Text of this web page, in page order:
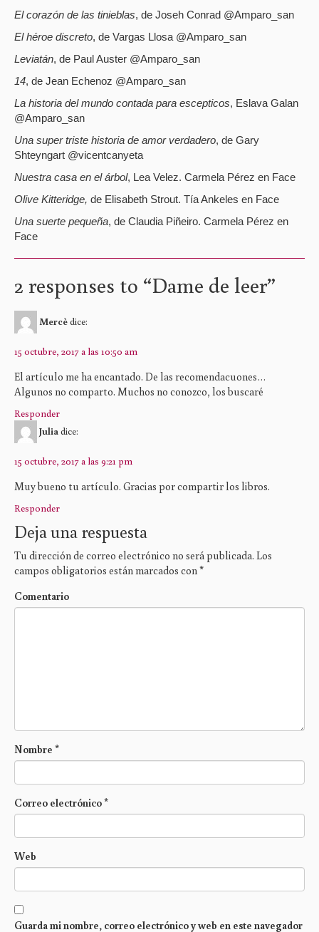
El corazón de las tinieblas, de Joseh Conrad @Amparo_san
El héroe discreto, de Vargas Llosa @Amparo_san
Leviatán, de Paul Auster @Amparo_san
14, de Jean Echenoz @Amparo_san
La historia del mundo contada para escepticos, Eslava Galan
@Amparo_san
Una super triste historia de amor verdadero, de Gary
Shteyngart @vicentcanyeta
Nuestra casa en el árbol, Lea Velez. Carmela Pérez en Face
Olive Kitteridge, de Elisabeth Strout. Tía Ankeles en Face
Una suerte pequeña, de Claudia Piñeiro. Carmela Pérez en
Face
2 responses to “Dame de leer”
Mercèdice:
15 octubre, 2017 a las 10:50 am
El artículo me ha encantado. De las recomendacuones…
Algunos no comparto. Muchos no conozco, los buscaré
Responder
Juliadice:
15 octubre, 2017 a las 9:21 pm
Muy bueno tu artículo. Gracias por compartir los libros.
Responder
Deja una respuesta
Tu dirección de correo electrónico no será publicada. Los
campos obligatorios están marcados con*
Comentario
Nombre *
Correo electrónico*
Web
Guarda mi nombre, correo electrónico y web en este navegador